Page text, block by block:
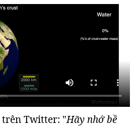
trên Twitter: "Hãy nhớ bề